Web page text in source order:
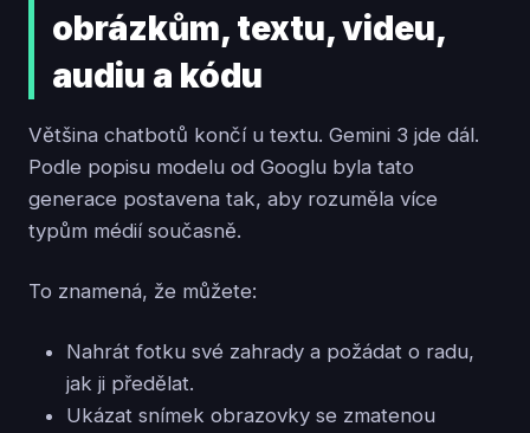
obrázkům, textu, videu,
audiu a kódu
Většina chatbotů končí u textu. Gemini 3 jde dál.
Podle popisu modelu od Googlu byla tato
generace postavena tak, aby rozuměla více
typům médií současně.
To znamená, že můžete:
Nahrát fotku své zahrady a požádat o radu,
jak ji předělat.
Ukázat snímek obrazovky se zmatenou